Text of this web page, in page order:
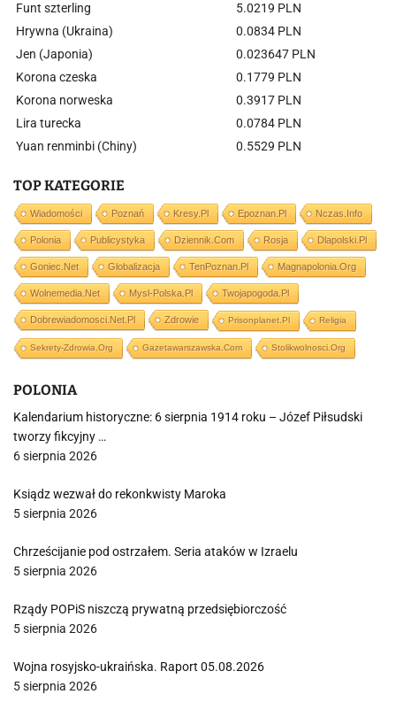
Funt szterling
5.0219 PLN
Hrywna (Ukraina)
0.0834 PLN
Jen (Japonia)
0.023647 PLN
Korona czeska
0.1779 PLN
Korona norweska
0.3917 PLN
Lira turecka
0.0784 PLN
Yuan renminbi (Chiny)
0.5529 PLN
TOP KATEGORIE
Wiadomości Poznań Kresy.pl Epoznan.pl Nczas.info
Polonia Publicystyka Dziennik.com Rosja Dlapolski.pl
Goniec.net Globalizacja TenPoznan.pl Magnapolonia.org
Wolnemedia.net Mysl-Polska.pl Twojapogoda.pl
Dobrewiadomosci.net.pl Zdrowie Prisonplanet.pl Religia
Sekrety-Zdrowia.org Gazetawarszawska.com Stolikwolnosci.org
POLONIA
Kalendarium historyczne: 6 sierpnia 1914 roku – Józef Piłsudski
tworzy fikcyjny …
6 sierpnia 2026
Ksiądz wezwał do rekonkwisty Maroka
5 sierpnia 2026
Chrześcijanie pod ostrzałem. Seria ataków w Izraelu
5 sierpnia 2026
Rządy POPiS niszczą prywatną przedsiębiorczość
5 sierpnia 2026
Wojna rosyjsko-ukraińska. Raport 05.08.2026
5 sierpnia 2026